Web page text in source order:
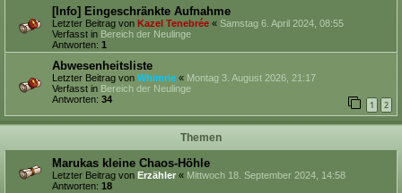
[Info] Eingeschränkte Aufnahme
Letzter Beitrag von Kazel Tenebrée « Samstag 6. April 2024, 08:55
Verfasst in Bereich der Neulinge
Antworten: 1
Abwesenheitsliste
Letzter Beitrag von Whimrie « Montag 3. August 2026, 21:17
Verfasst in Bereich der Neulinge
Antworten: 34 1 2
Themen
Marukas kleine Chaos-Höhle
Letzter Beitrag von Erzähler « Mittwoch 18. September 2024, 14:58
Antworten: 18